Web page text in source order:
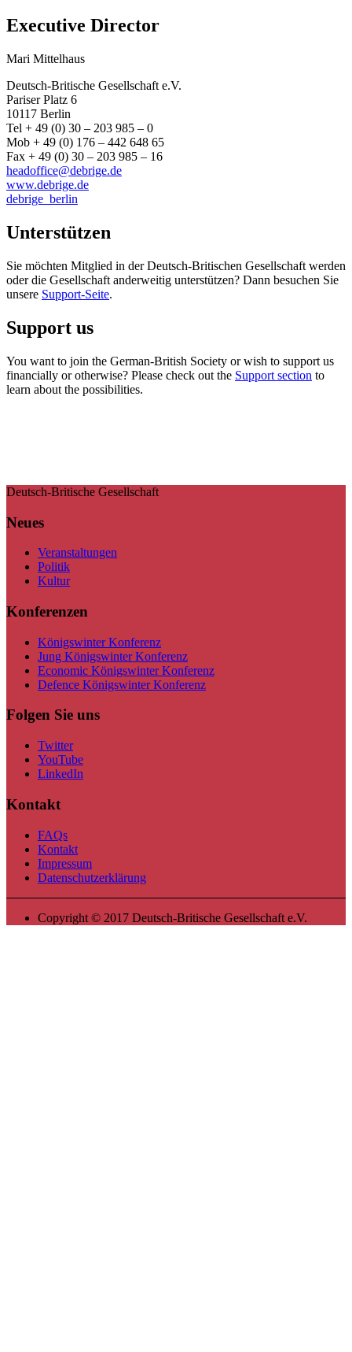
Executive Director
Mari Mittelhaus
Deutsch-Britische Gesellschaft e.V.
Pariser Platz 6
10117 Berlin
Tel + 49 (0) 30 – 203 985 – 0
Mob + 49 (0) 176 – 442 648 65
Fax + 49 (0) 30 – 203 985 – 16
headoffice@debrige.de
www.debrige.de
debrige_berlin
Unterstützen
Sie möchten Mitglied in der Deutsch-Britischen Gesellschaft werden
oder die Gesellschaft anderweitig unterstützen? Dann besuchen Sie
unsere Support-Seite.
Support us
You want to join the German-British Society or wish to support us
financially or otherwise? Please check out the Support section to
learn about the possibilities.
Deutsch-Britische Gesellschaft
Neues
Veranstaltungen
Politik
Kultur
Konferenzen
Königswinter Konferenz
Jung Königswinter Konferenz
Economic Königswinter Konferenz
Defence Königswinter Konferenz
Folgen Sie uns
Twitter
YouTube
LinkedIn
Kontakt
FAQs
Kontakt
Impressum
Datenschutzerklärung
Copyright © 2017 Deutsch-Britische Gesellschaft e.V.